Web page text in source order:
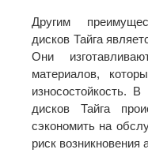
Другим
дисков Тайга
Они
материалов,
износостойкость.
дисков Тайга
сэкономить на
риск возникновения